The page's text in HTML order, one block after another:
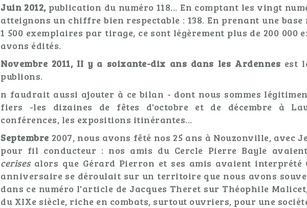
Juin 2012, publication du numéro 118... En comptant les vingt
atteignons un chiffre bien respectable : 138. En prenant une base
1 500 exemplaires par tirage, ce sont légèrement plus de 200 000
avons édités.
Novembre 2011, II y a soixante-dix ans dans les Ardennes est
publions.
n faudrait aussi ajouter à ce bilan - dont nous sommes
fiers -les dizaines de fêtes d'octobre et de décembre à
conférences, les expositions itinérantes...
Septembre 2007, nous avons fêté nos 25 ans à Nouzonville, avec
pour fil conducteur : nos amis du Cercle Pierre Bayle
cerises alors que Gérard Pierron et ses amis avaient interprété
anniversaire se déroulait sur un territoire que nous avons
dans ce numéro l'article de Jacques Theret sur Théophile
du XIXe siècle, riche en combats, surtout ouvriers, pour une